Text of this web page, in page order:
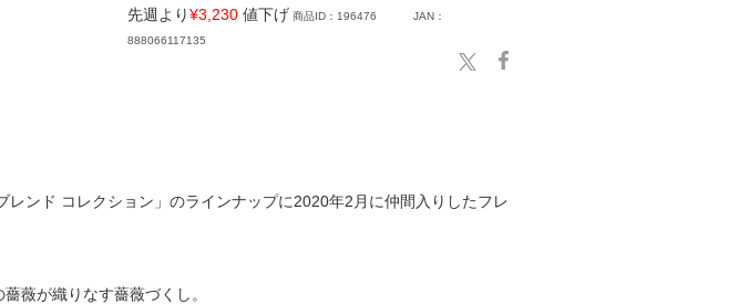
先週より ¥3,230 値下げ 商品ID：196476
JAN：
888066117135
ンド コレクション」のラインナップに2020年2月に仲間入りしたフレ
薇が織りなす薔薇づくし。